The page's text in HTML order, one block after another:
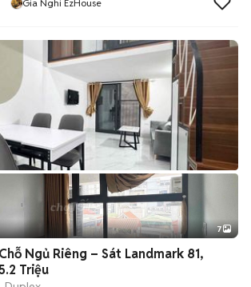
Gia Nghi EzHouse
+2
7
Ngủ Riêng – Sát Landmark 81,
Triệu